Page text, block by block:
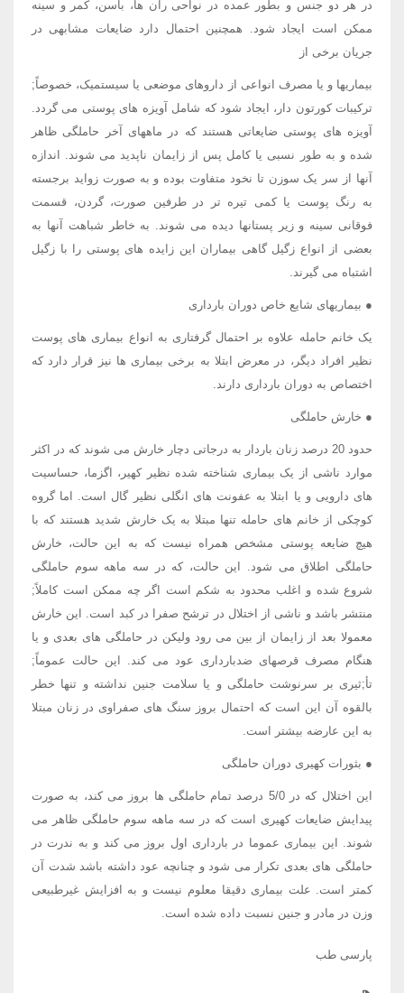
در هر دو جنس و بطور عمده در نواحی ران ها، باسن، کمر و سینه
ممکن است ایجاد شود. همچنین احتمال دارد ضایعات مشابهی در
جریان برخی از
بیماریها و یا مصرف انواعی از داروهای موضعی یا سیستمیک، خصوصاً;
ترکیبات کورتون دار، ایجاد شود که شامل آویزه های پوستی می گردد.
آویزه های پوستی ضایعاتی هستند که در ماههای آخر حاملگی ظاهر
شده و به طور نسبی یا کامل پس از زایمان ناپدید می شوند. اندازه
آنها از سر یک سوزن تا نخود متفاوت بوده و به صورت زواید برجسته
به رنگ پوست یا کمی تیره تر در طرفین صورت، گردن، قسمت
فوقانی سینه و زیر پستانها دیده می شوند. به خاطر شباهت آنها به
بعضی از انواع زگیل گاهی بیماران این زایده های پوستی را با زگیل
اشتباه می گیرند.
● بیماریهای شایع خاص دوران بارداری
یک خانم حامله علاوه بر احتمال گرفتاری به انواع بیماری های پوست
نظیر افراد دیگر، در معرض ابتلا به برخی بیماری ها نیز قرار دارد که
اختصاص به دوران بارداری دارند.
● خارش حاملگی
حدود 20 درصد زنان باردار به درجاتی دچار خارش می شوند که در اکثر
موارد ناشی از یک بیماری شناخته شده نظیر کهیر، اگزما، حساسیت
های دارویی و یا ابتلا به عفونت های انگلی نظیر گال است. اما گروه
کوچکی از خانم های حامله تنها مبتلا به یک خارش شدید هستند که با
هیچ ضایعه پوستی مشخص همراه نیست که به این حالت، خارش
حاملگی اطلاق می شود. این حالت، که در سه ماهه سوم حاملگی
شروع شده و اغلب محدود به شکم است اگر چه ممکن است کاملاً;
منتشر باشد و ناشی از اختلال در ترشح صفرا در کبد است. این خارش
معمولا بعد از زایمان از بین می رود ولیکن در حاملگی های بعدی و یا
هنگام مصرف قرصهای ضدبارداری عود می کند. این حالت عموماً;
تأ;ثیری بر سرنوشت حاملگی و یا سلامت جنین نداشته و تنها خطر
بالقوه آن این است که احتمال بروز سنگ های صفراوی در زنان مبتلا
به این عارضه بیشتر است.
● بثورات کهیری دوران حاملگی
این اختلال که در 5/0 درصد تمام حاملگی ها بروز می کند، به صورت
پیدایش ضایعات کهیری است که در سه ماهه سوم حاملگی ظاهر می
شوند. این بیماری عموما در بارداری اول بروز می کند و به ندرت در
حاملگی های بعدی تکرار می شود و چنانچه عود داشته باشد شدت آن
کمتر است. علت بیماری دقیقا معلوم نیست و به افزایش غیرطبیعی
وزن در مادر و جنین نسبت داده شده است.
پارسی طب